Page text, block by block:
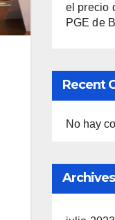
el precio
PGE de
Recent
No hay
Archives